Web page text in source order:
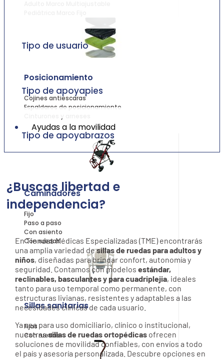
Posicionamiento
Cojines antiescaras
Espaldares de posicionamiento
Ayudas a la movilidad
Caminadores
Fijo
Paso a paso
Con asiento
Con ruedas
Sillas sanitarias
Fijas
Con ruedas
Tipo de usuario
Tipo de apoyapies
Tipo de apoyabrazos
¿Buscas libertad e
independencia?
En Tiendas Médicas Especializadas (TME) encontrarás
una amplia variedad desillas de ruedas para adultos y
niños, diseñadas para brindar confort, autonomía y
seguridad. Contamos con modelos estándar,
reclinables, basculantes y para cuadriplejia, ideales
tanto para uso temporal como permanente, con
estructuras livianas, resistentes y adaptables a las
necesidades clínicas de cada usuario.
Ya sea para uso domiciliario, clínico o institucional,
nuestrassillas de ruedas ortopédicasofrecen
soluciones de movilidad confiables, con envíos a todo
el país y asesoría personalizada. Descubre opciones en